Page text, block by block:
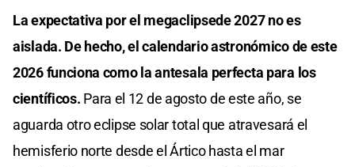
La expectativa por el megaclipsede 2027 no es
aislada. De hecho, el calendario astronómico de este
2026 funciona como la antesala perfecta para los
científicos. Para el 12 de agosto de este año, se
aguarda otro eclipse solar total que atravesará el
hemisferio norte desde el Ártico hasta el mar